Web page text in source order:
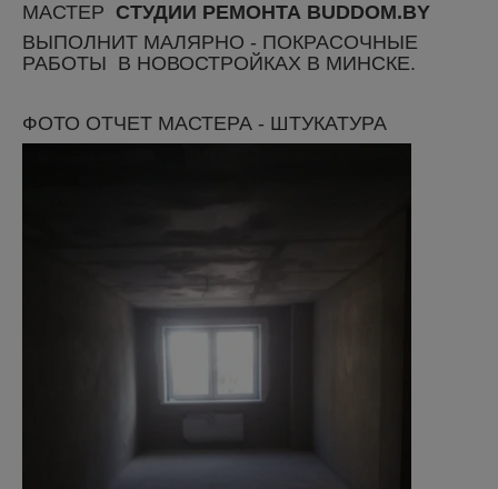
МАСТЕР СТУДИИ РЕМОНТА BUDDOM.BY
ВЫПОЛНИТ МАЛЯРНО - ПОКРАСОЧНЫЕ
РАБОТЫ В НОВОСТРОЙКАХ В МИНСКЕ.
ФОТО ОТЧЕТ МАСТЕРА - ШТУКАТУРА